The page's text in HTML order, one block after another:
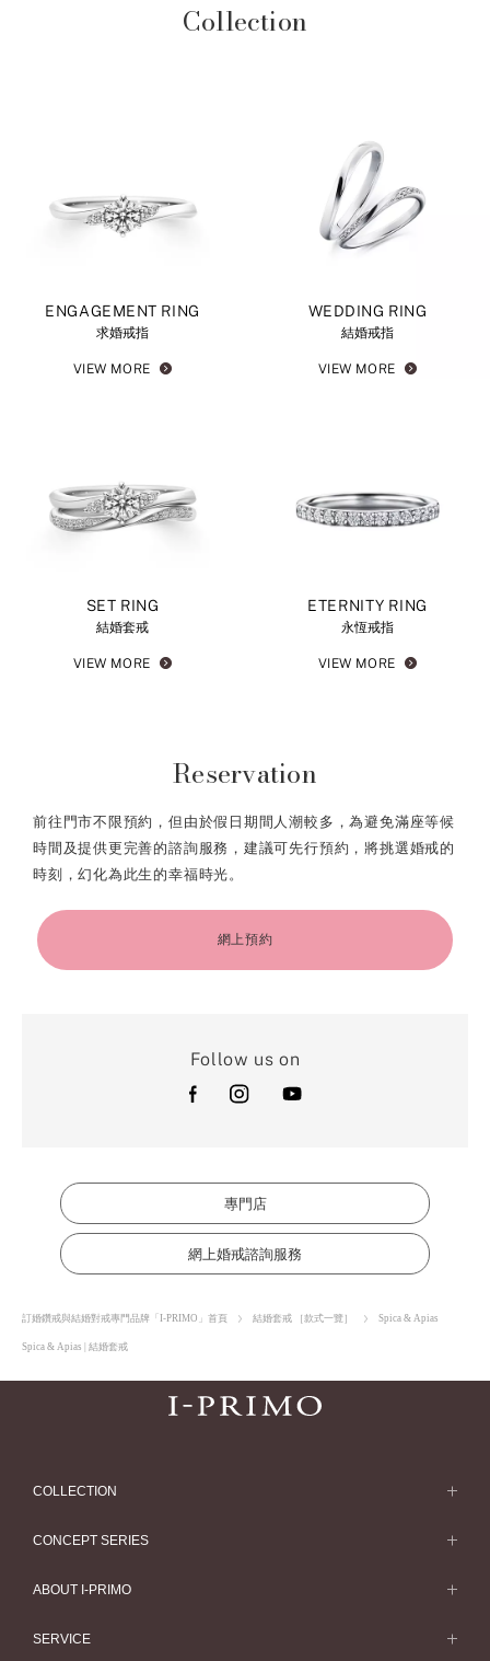
Collection
ENGAGEMENT RING
求婚戒指
VIEW MORE
WEDDING RING
結婚戒指
VIEW MORE
SET RING
結婚套戒
VIEW MORE
ETERNITY RING
永恆戒指
VIEW MORE
Reservation
前往門市不限預約，但由於假日期間人潮較多，為避免滿座等候
時間及提供更完善的諮詢服務，建議可先行預約，將挑選婚戒的
時刻，幻化為此生的幸福時光。
網上預約
Follow us on
專門店
網上婚戒諮詢服務
訂婚鑽戒與結婚對戒專門品牌「I-PRIMO」首頁 結婚套戒 ［款式一覽］ Spica & Apias
Spica & Apias | 結婚套戒
COLLECTION
CONCEPT SERIES
ABOUT I-PRIMO
SERVICE